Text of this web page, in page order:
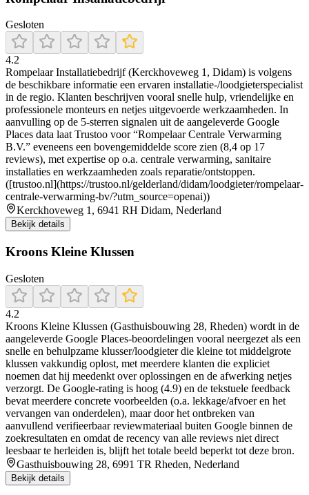
Gesloten
4.2
Rompelaar Installatiebedrijf (Kerckhoveweg 1, Didam) is volgens
de beschikbare informatie een ervaren installatie-/loodgieterspecialist
in de regio. Klanten beschrijven vooral snelle hulp, vriendelijke en
professionele monteurs en netjes uitgevoerde werkzaamheden. In
aanvulling op de 5-sterren signalen uit de aangeleverde Google
Places data laat Trustoo voor “Rompelaar Centrale Verwarming
B.V.” eveneens een bovengemiddelde score zien (8,4 op 17
reviews), met expertise op o.a. centrale verwarming, sanitaire
installaties en werkzaamheden zoals reparatie/ontstoppen.
([trustoo.nl](https://trustoo.nl/gelderland/didam/loodgieter/rompelaar-
centrale-verwarming-bv/?utm_source=openai))
Kerckhoveweg 1, 6941 RH Didam, Nederland
Bekijk details
Kroons Kleine Klussen
Gesloten
4.2
Kroons Kleine Klussen (Gasthuisbouwing 28, Rheden) wordt in de
aangeleverde Google Places-beoordelingen vooral neergezet als een
snelle en behulpzame klusser/loodgieter die kleine tot middelgrote
klussen vakkundig oplost, met meerdere klanten die expliciet
noemen dat hij meedenkt over oplossingen en de afwerking netjes
verzorgt. De Google-rating is hoog (4.9) en de tekstuele feedback
bevat meerdere concrete voorbeelden (o.a. lekkage/afvoer en het
vervangen van onderdelen), maar door het ontbreken van
aanvullend verifieerbaar reviewmateriaal buiten Google binnen de
zoekresultaten en omdat de recency van alle reviews niet direct
leesbaar te herleiden is, blijft het totale beeld beperkt tot deze bron.
Gasthuisbouwing 28, 6991 TR Rheden, Nederland
Bekijk details